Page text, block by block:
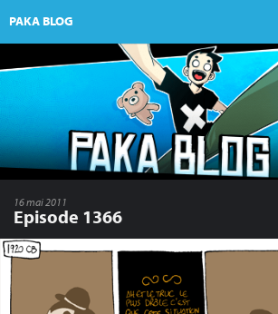
PAKA BLOG
16 mai 2011
Episode 1366